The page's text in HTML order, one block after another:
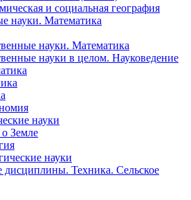
и социальная география
науки. Математика
науки. Математика
науки в целом. Науковедение
науки
Земле
науки
Техника. Сельское